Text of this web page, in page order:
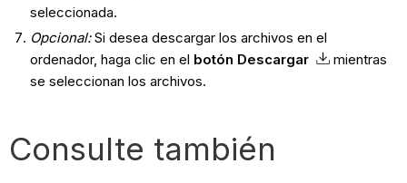
seleccionada.
Opcional:Si desea descargar los archivos en el
ordenador, haga clic en el botón Descargar
mientras
se seleccionan los archivos.
Consulte también